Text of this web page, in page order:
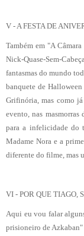
V - A FESTA DE
Também em "A
Nick-Quase-Sem-
fantasmas do mundo
banquete de
Grifinória, mas como
evento, nas
para a infelicidade do
Madame Nora e a
diferente do filme, mas
VI - POR QUE TIAGO,
Aqui eu vou falar
prisioneiro de